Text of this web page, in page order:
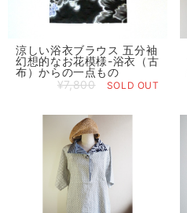
涼しい浴衣ブラウス 五分袖
幻想的なお花模様-浴衣（古
布）からの一点もの
¥7,800
SOLD OUT